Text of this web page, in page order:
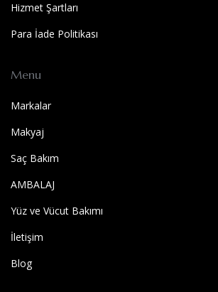
Hizmet Şartları
Para İade Politikası
Menu
Markalar
Makyaj
Saç Bakım
AMBALAJ
Yüz ve Vücut Bakımı
İletişim
Blog